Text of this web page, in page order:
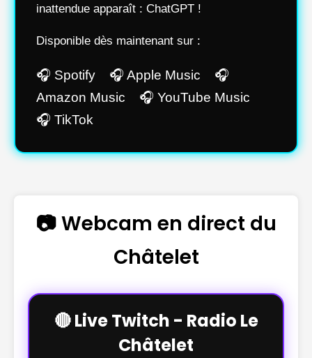
inattendue apparaît : ChatGPT !
Disponible dès maintenant sur :
🎧 Spotify 🎧 Apple Music 🎧
Amazon Music 🎧 YouTube Music
🎧 TikTok
📷 Webcam en direct du
Châtelet
🔴 Live Twitch - Radio Le
Châtelet